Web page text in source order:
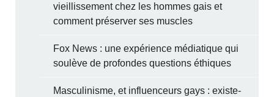
vieillissement chez les hommes gais et
comment préserver ses muscles
Fox News : une expérience médiatique qui
soulève de profondes questions éthiques
Masculinisme, et influenceurs gays : existe-